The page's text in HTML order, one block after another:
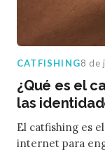
CATFISHING8 de
¿Qué es el
las
El catfishing es
internet para